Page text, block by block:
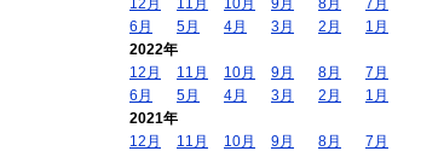
6月
5月 4月 3月 2月
1月
2022年
12月
11月 10月 9月 8月
7月
6月
5月 4月 3月 2月
1月
2021年
12月
11月 10月 9月 8月
7月